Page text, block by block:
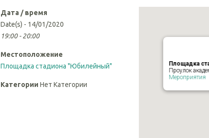
Площадка
Проулок
Мероприятия
Дата / время
Date(s) - 14/01/2020
19:00 - 20:00
Местоположение
Площадка стадиона "Юбилейный"
Категории Нет Категории